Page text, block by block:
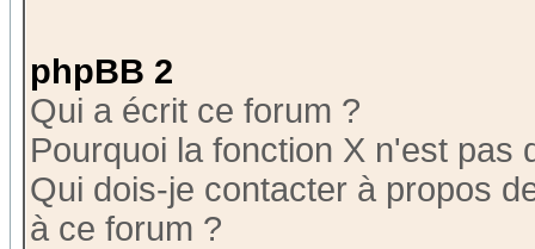
phpBB 2
Qui a écrit ce forum ?
Pourquoi la fonction X n'est pas
Qui dois-je contacter à propos
à ce forum ?